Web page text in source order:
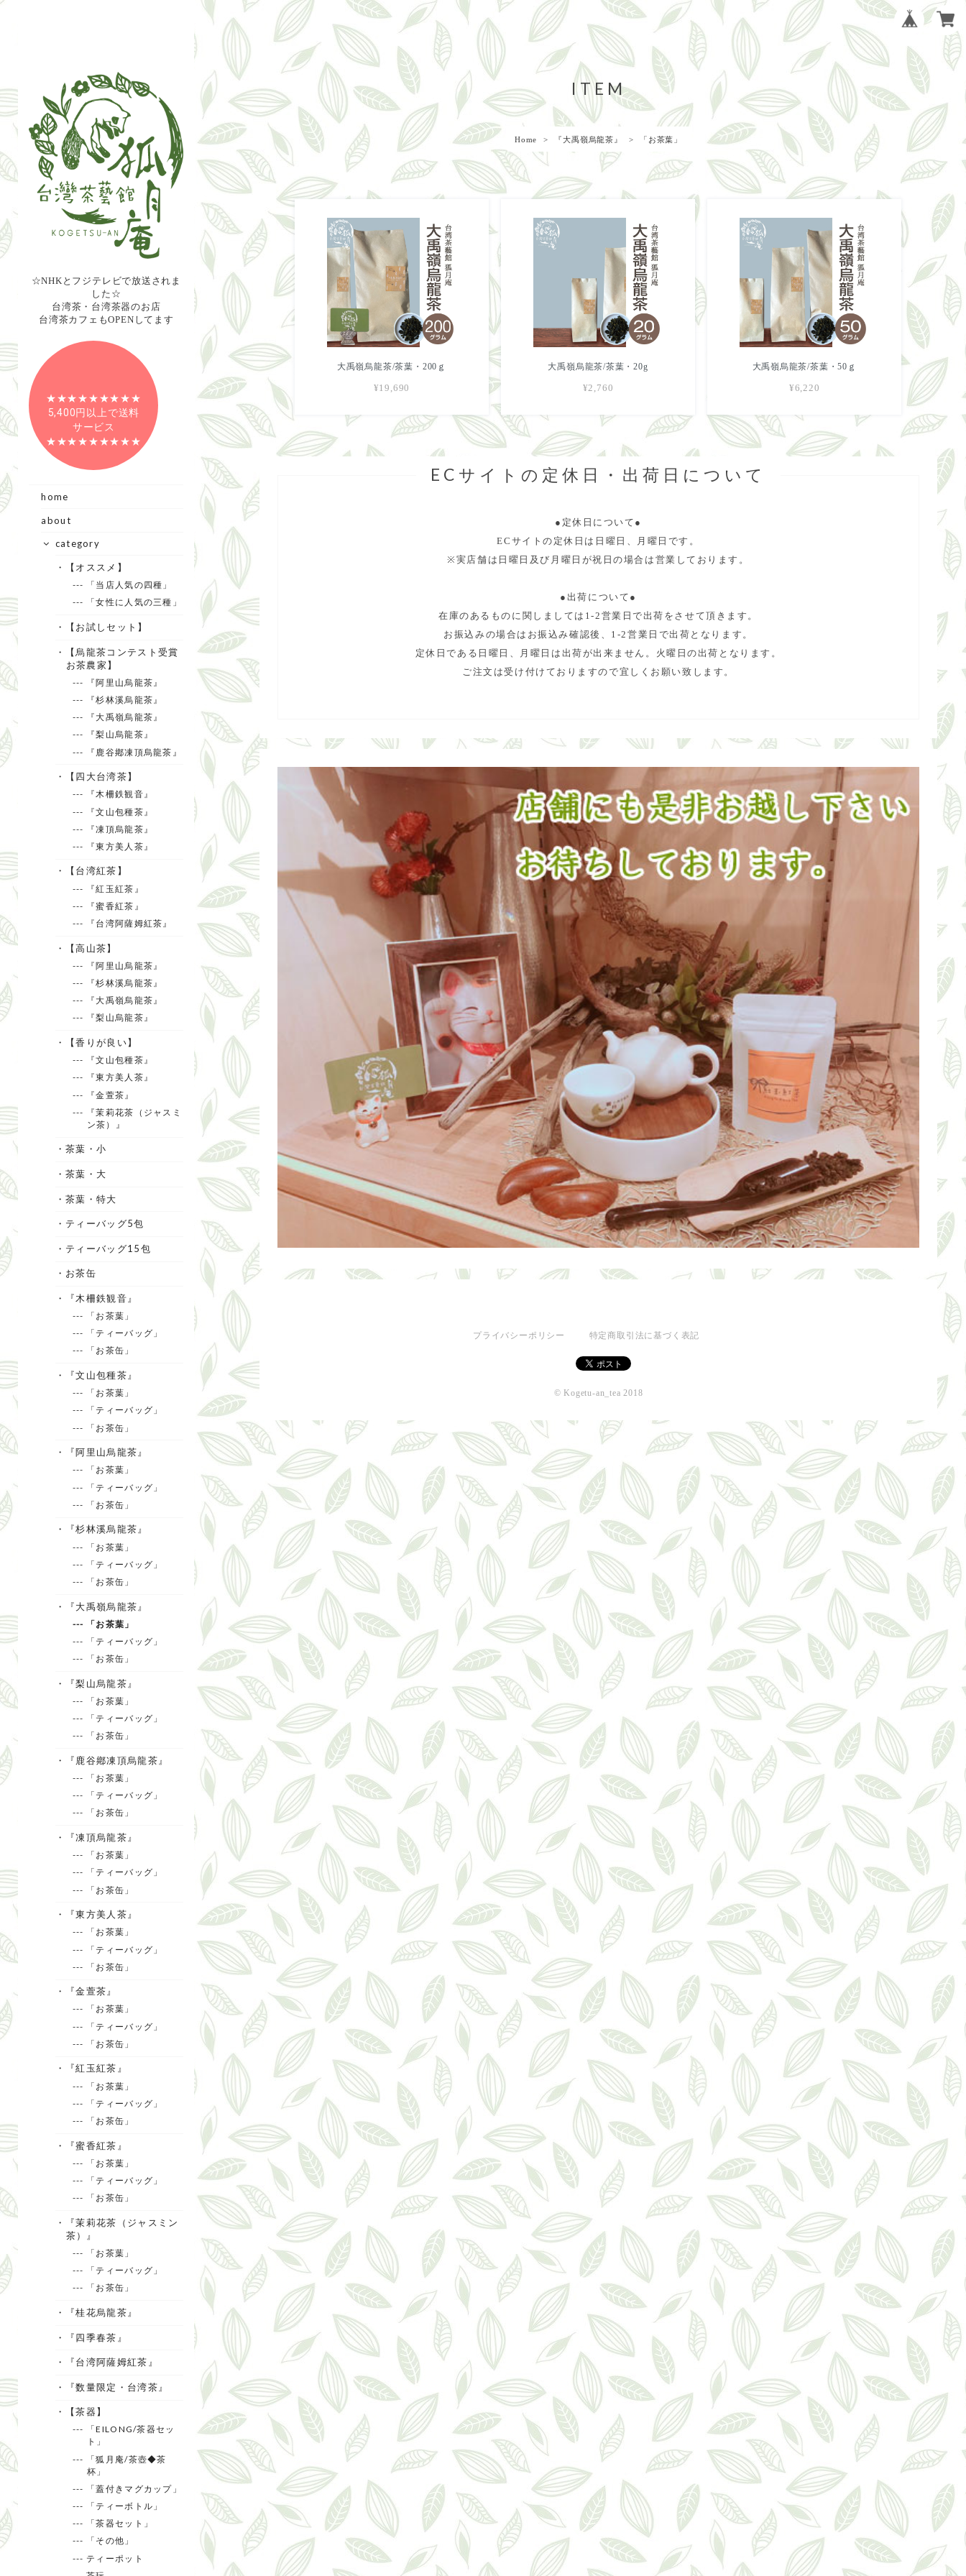
☆NHKとフジテレビで放送されま
した☆
台湾茶・台湾茶器のお店
台湾茶カフェもOPENしてます
★★★★★★★★★
5,400円以上で送料
サービス
★★★★★★★★★
home
about
category
・【オススメ】
--- 「当店人気の四種」
--- 「女性に人気の三種」
・【お試しセット】
・【烏龍茶コンテスト受賞
お茶農家】
--- 『阿里山烏龍茶』
--- 『杉林溪烏龍茶』
--- 『大禹嶺烏龍茶』
--- 『梨山烏龍茶』
--- 『鹿谷鄕凍頂烏龍茶』
・【四大台湾茶】
--- 『木柵鉄観音』
--- 『文山包種茶』
--- 『凍頂烏龍茶』
--- 『東方美人茶』
・【台湾紅茶】
--- 『紅玉紅茶』
--- 『蜜香紅茶』
--- 『台湾阿薩姆紅茶』
・【高山茶】
--- 『阿里山烏龍茶』
--- 『杉林溪烏龍茶』
--- 『大禹嶺烏龍茶』
--- 『梨山烏龍茶』
・【香りが良い】
--- 『文山包種茶』
--- 『東方美人茶』
--- 『金萱茶』
--- 『茉莉花茶（ジャスミ
ン茶）』
・茶葉・小
・茶葉・大
・茶葉・特大
・ティーバッグ5包
・ティーバッグ15包
・お茶缶
・『木柵鉄観音』
--- 「お茶葉」
--- 「ティーバッグ」
--- 「お茶缶」
・『文山包種茶』
--- 「お茶葉」
--- 「ティーバッグ」
--- 「お茶缶」
・『阿里山烏龍茶』
--- 「お茶葉」
--- 「ティーバッグ」
--- 「お茶缶」
・『杉林溪烏龍茶』
--- 「お茶葉」
--- 「ティーバッグ」
--- 「お茶缶」
・『大禹嶺烏龍茶』
--- 「お茶葉」
--- 「ティーバッグ」
--- 「お茶缶」
・『梨山烏龍茶』
--- 「お茶葉」
--- 「ティーバッグ」
--- 「お茶缶」
・『鹿谷鄕凍頂烏龍茶』
--- 「お茶葉」
--- 「ティーバッグ」
--- 「お茶缶」
・『凍頂烏龍茶』
--- 「お茶葉」
--- 「ティーバッグ」
--- 「お茶缶」
・『東方美人茶』
--- 「お茶葉」
--- 「ティーバッグ」
--- 「お茶缶」
・『金萱茶』
--- 「お茶葉」
--- 「ティーバッグ」
--- 「お茶缶」
・『紅玉紅茶』
--- 「お茶葉」
--- 「ティーバッグ」
--- 「お茶缶」
・『蜜香紅茶』
--- 「お茶葉」
--- 「ティーバッグ」
--- 「お茶缶」
・『茉莉花茶（ジャスミン
茶）』
--- 「お茶葉」
--- 「ティーバッグ」
--- 「お茶缶」
・『桂花烏龍茶』
・『四季春茶』
・『台湾阿薩姆紅茶』
・『数量限定・台湾茶』
・【茶器】
--- 「EILONG/茶器セッ
ト」
--- 「狐月庵/茶壺◆茶
杯」
--- 「蓋付きマグカップ」
--- 「ティーボトル」
--- 「茶器セット」
--- 「その他」
--- ティーポット
ITEM
Home 『大禹嶺烏龍茶』 「お茶葉」
大禹嶺烏龍茶/茶葉・200ｇ
¥19,690
大禹嶺烏龍茶/茶葉・20g
¥2,760
大禹嶺烏龍茶/茶葉・50ｇ
¥6,220
ECサイトの定休日・出荷日について
●定休日について●
ECサイトの定休日は日曜日、月曜日です。
※実店舗は日曜日及び月曜日が祝日の場合は営業しております。
●出荷について●
在庫のあるものに関しましては1-2営業日で出荷をさせて頂きます。
お振込みの場合はお振込み確認後、1-2営業日で出荷となります。
定休日である日曜日、月曜日は出荷が出来ません。火曜日の出荷となります。
ご注文は受け付けておりますので宜しくお願い致します。
プライバシーポリシー 特定商取引法に基づく表記
© Kogetu-an_tea 2018